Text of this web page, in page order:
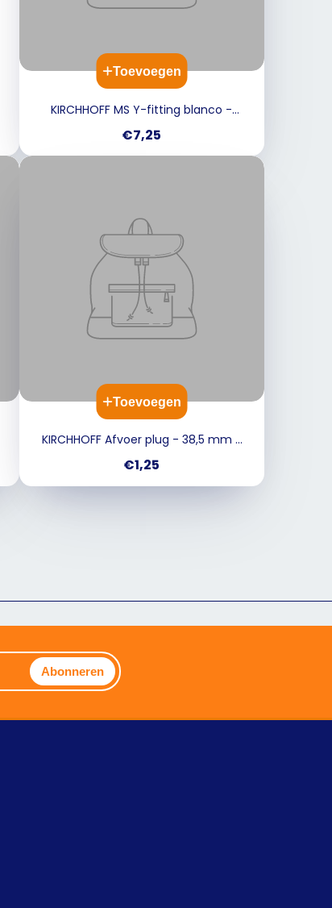
Toevoegen
KIRCHHOFF MS Y-fitting blanco -
Prijs
€7,25
Toevoegen
KIRCHHOFF Afvoer plug - 38,5 mm -
Prijs
€1,25
Abonneren